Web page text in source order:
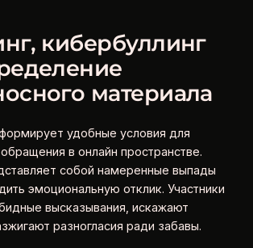
кибербуллинг
материала
удобные условия для
в онлайн пространстве.
собой намеренные выпады
эмоциональную отклик. Участники
высказывания, искажают
разногласия ради забавы.